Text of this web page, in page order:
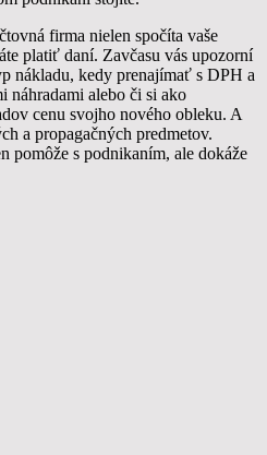
firma nielen spočíta vaše
platiť daní. Zavčasu vás upozorní
nákladu, kedy prenajímať s DPH a
náhradami alebo či si ako
cenu svojho nového obleku. A
a propagačných predmetov.
pomôže s podnikaním, ale dokáže